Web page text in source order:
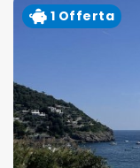
1 Offerta